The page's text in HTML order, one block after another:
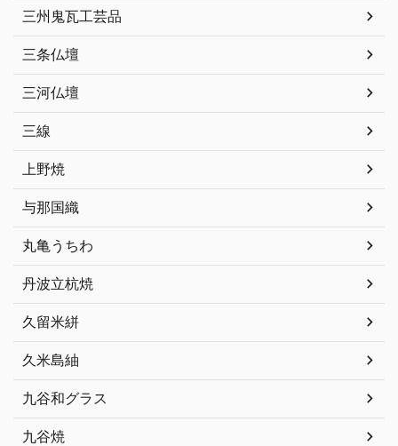
三州鬼瓦工芸品
三条仏壇
三河仏壇
三線
上野焼
与那国織
丸亀うちわ
丹波立杭焼
久留米絣
久米島紬
九谷和グラス
九谷焼